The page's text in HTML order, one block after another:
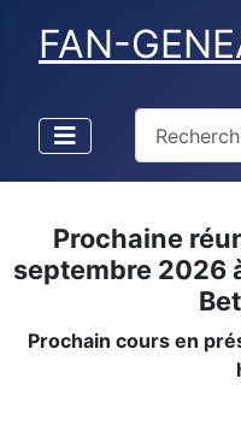
FAN-
Type 2 or
Prochaine
septembre 2026
Prochain cours en